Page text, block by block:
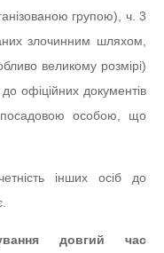
групою), ч. 3
злочинним шляхом,
великому розмірі)
офіційних документів
посадовою особою, що
інших осіб до
довгий час